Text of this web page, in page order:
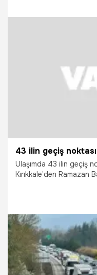
Ulaşımda 43 ilin geçiş
Kırıkkale’den
24.03.2026 Vatan TV